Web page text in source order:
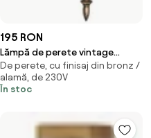
195 RON
Lămpă de perete vintage
pentru exterior, bronz -
Antigua Down
De perete, cu finisaj din bronz /
alamă, de 230V
În stoc